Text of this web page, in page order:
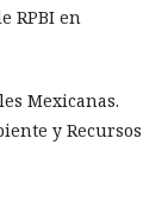
RPBI en
Mexicanas.
y Recursos